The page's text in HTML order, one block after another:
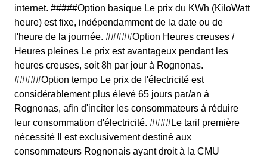
internet. #####Option basique Le prix du KWh (KiloWatt
heure) est fixe, indépendamment de la date ou de
l'heure de la journée. #####Option Heures creuses /
Heures pleines Le prix est avantageux pendant les
heures creuses, soit 8h par jour à Rognonas.
#####Option tempo Le prix de l'électricité est
considérablement plus élevé 65 jours par/an à
Rognonas, afin d'inciter les consommateurs à réduire
leur consommation d'électricité. ####Le tarif première
nécessité Il est exclusivement destiné aux
consommateurs Rognonais ayant droit à la CMU